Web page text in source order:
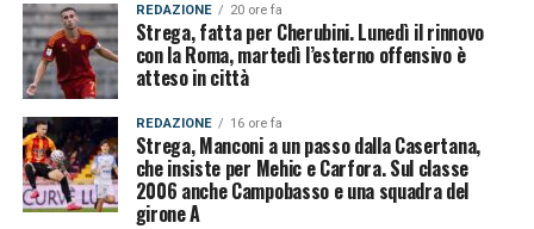
REDAZIONE 20 ore fa
Strega, fatta per Cherubini. Lunedì il rinnovo
con la Roma, martedì l’esterno offensivo è
atteso in città
REDAZIONE 16 ore fa
Strega, Manconi a un passo dalla Casertana,
che insiste per Mehic e Carfora. Sul classe
2006 anche Campobasso e una squadra del
girone A